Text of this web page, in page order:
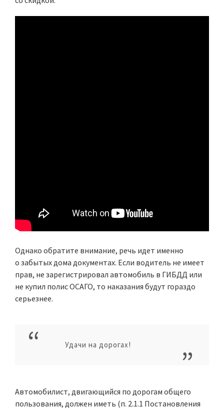
Однако обратите внимание, речь идет именно
о забытых дома документах. Если водитель не имеет
прав, не зарегистрировал автомобиль в ГИБДД или
не купил полис ОСАГО, то наказания будут гораздо
серьезнее.
Удачи на дорогах!
Автомобилист, двигающийся по дорогам общего
пользования, должен иметь (п. 2.1.1 Постановления